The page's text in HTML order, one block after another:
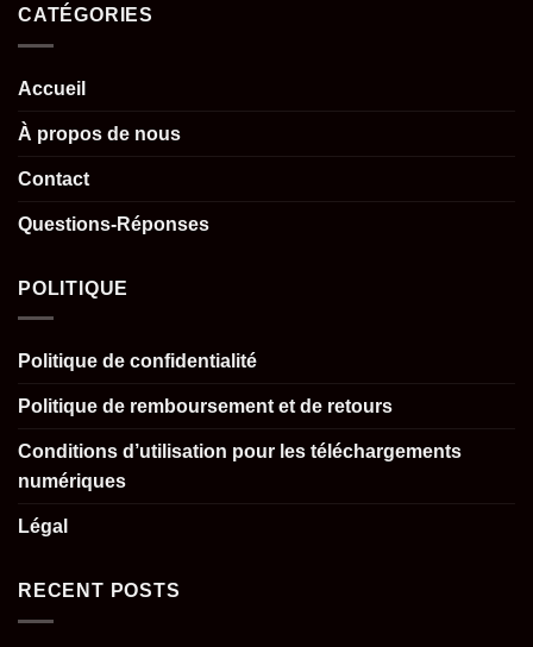
CATÉGORIES
Accueil
À propos de nous
Contact
Questions-Réponses
POLITIQUE
Politique de confidentialité
Politique de remboursement et de retours
Conditions d’utilisation pour les téléchargements
numériques
Légal
RECENT POSTS